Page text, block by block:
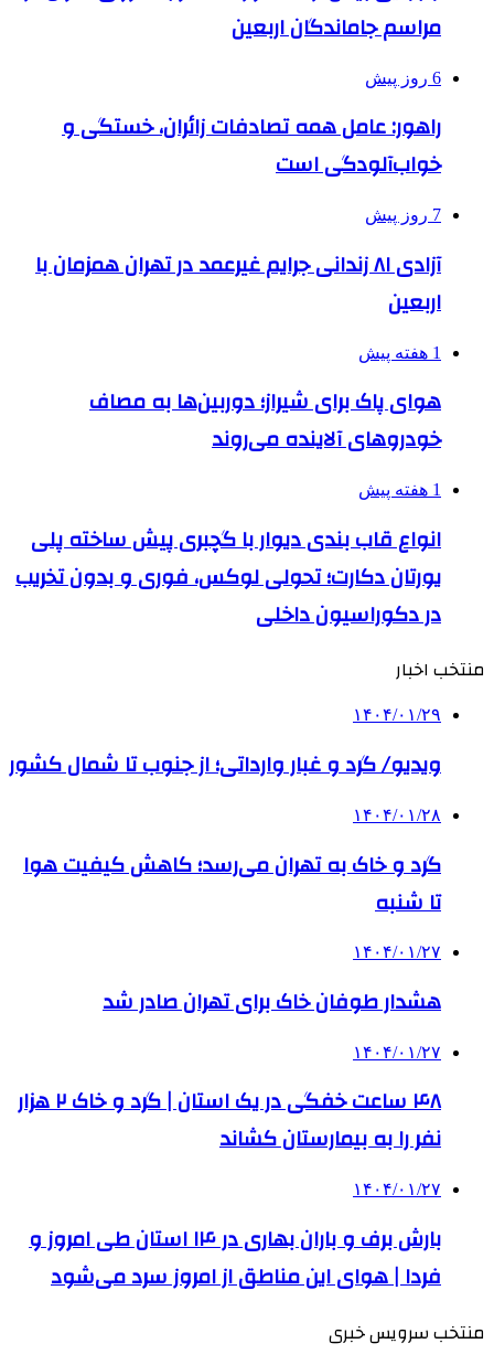
مراسم جاماندگان اربعین
6 روز پیش
راهور: عامل همه تصادفات زائران، خستگی و
خواب‌آلودگی است
7 روز پیش
آزادی ۸۱ زندانی جرایم غیرعمد در تهران همزمان با
اربعین
1 هفته پیش
هوای پاک برای شیراز؛ دوربین‌ها به مصاف
خودروهای آلاینده می‌روند
1 هفته پیش
انواع قاب بندی دیوار با گچبری پیش ساخته پلی
یورتان دکارت؛ تحولی لوکس، فوری و بدون تخریب
در دکوراسیون داخلی
منتخب اخبار
۱۴۰۴/۰۱/۲۹
ویدیو/ گرد و غبار وارداتی؛ از جنوب تا شمال کشور
۱۴۰۴/۰۱/۲۸
گرد و خاک به تهران می‌رسد؛ کاهش کیفیت هوا
تا شنبه
۱۴۰۴/۰۱/۲۷
هشدار طوفان خاک برای تهران صادر شد
۱۴۰۴/۰۱/۲۷
۴۸ ساعت خفگی در یک استان | گرد و خاک ۲ هزار
نفر را به بیمارستان کشاند
۱۴۰۴/۰۱/۲۷
بارش برف و باران بهاری در ۱۴ استان طی امروز و
فردا | هوای این مناطق از امروز سرد می‌شود
منتخب سرویس خبری